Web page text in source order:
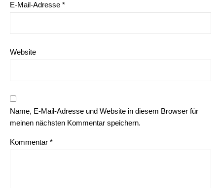
E-Mail-Adresse *
Website
Name, E-Mail-Adresse und Website in diesem Browser für
meinen nächsten Kommentar speichern.
Kommentar *